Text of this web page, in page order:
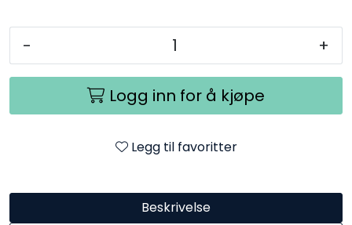
- +
Logg inn for å kjøpe
Legg til favoritter
Beskrivelse